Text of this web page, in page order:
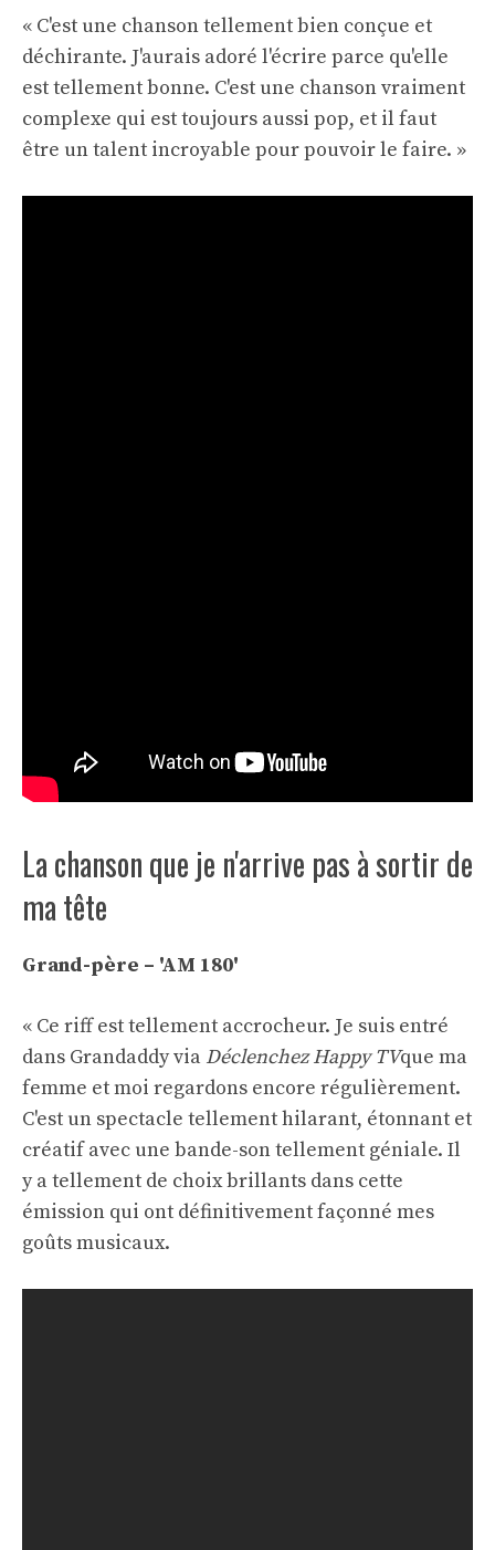
« C'est une chanson tellement bien conçue et
déchirante. J'aurais adoré l'écrire parce qu'elle
est tellement bonne. C'est une chanson vraiment
complexe qui est toujours aussi pop, et il faut
être un talent incroyable pour pouvoir le faire. »
La chanson que je n'arrive pas à sortir de
ma tête
Grand-père – 'AM 180'
« Ce riff est tellement accrocheur. Je suis entré
dans Grandaddy via Déclenchez Happy TVque ma
femme et moi regardons encore régulièrement.
C'est un spectacle tellement hilarant, étonnant et
créatif avec une bande-son tellement géniale. Il
y a tellement de choix brillants dans cette
émission qui ont définitivement façonné mes
goûts musicaux.